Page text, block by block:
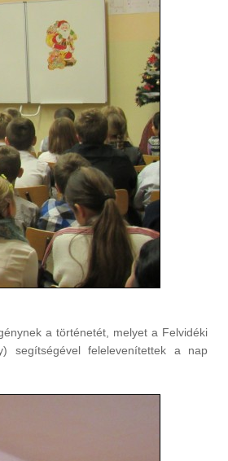
a történetét, melyet a Felvidéki
segítségével felelevenítettek a nap